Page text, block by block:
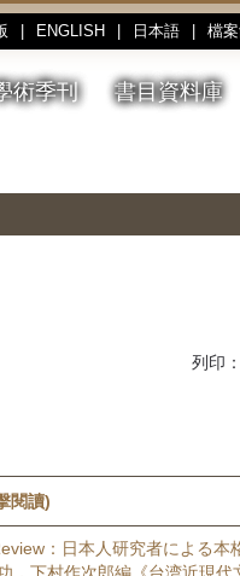
ENGLISH 日本語 檔
術季刊 書目資料庫
列印：
閱讀)
：日本人研究者による本